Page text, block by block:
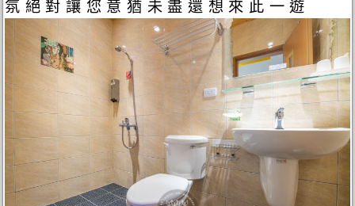
氛絕對讓您意猶未盡還想來此一遊